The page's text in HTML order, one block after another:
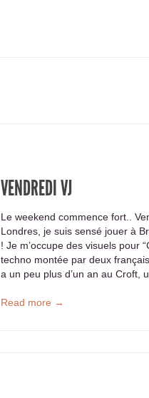
VENDREDI VJ
Le weekend commence fort..
Londres, je suis sensé jouer à
! Je m’occupe des visuels pour
techno montée par deux
a un peu plus d’un an au Croft,
Read more →